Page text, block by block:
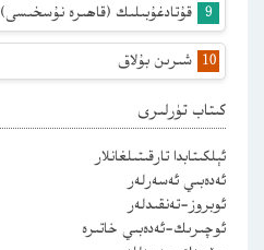
قۇتادغۇبىلىك (قاھىرە نۇسخىسى)
شىرىن بۇلاق
كىتاب تۈرلىرى
ئېلكىتابدا تارقىتىلغانلار
ئەدەبىي ئەسەرلەر
ئوبروز-تەنقىدلەر
ئوچىرىك-ئەدەبىي خاتىرە